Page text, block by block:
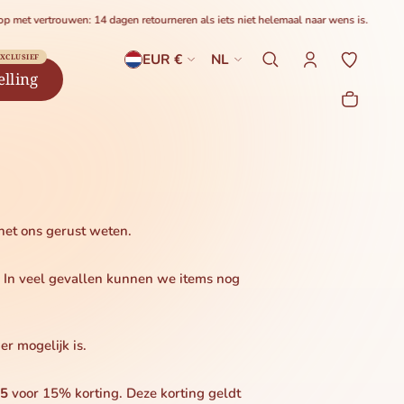
vertrouwen: 14 dagen retourneren als iets niet helemaal naar wens is.
Land
EUR € Taal
NL
0
ons gerust weten.
veel gevallen kunnen we items nog
mogelijk is.
voor 15% korting. Deze korting geldt